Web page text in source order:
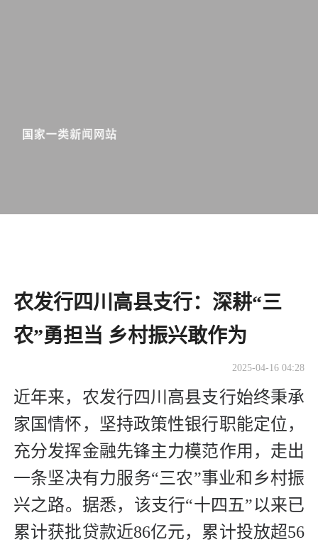
农发行四川高县支行：深耕“三
农”勇担当 乡村振兴敢作为
2025-04-16 04:28
近年来，农发行四川高县支行始终秉承
家国情怀，坚持政策性银行职能定位，
充分发挥金融先锋主力模范作用，走出
一条坚决有力服务“三农”事业和乡村振
兴之路。据悉，该支行“十四五”以来已
累计获批贷款近86亿元，累计投放超56